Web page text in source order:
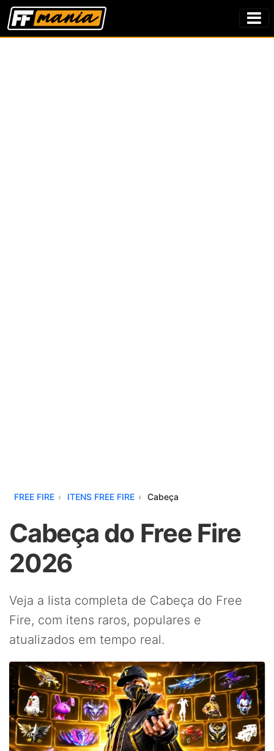
FREE FIRE ITENS FREE FIRE Cabeça
Cabeça do Free Fire
2026
Veja a lista completa de Cabeça do Free
Fire, com itens raros, populares e
atualizados em tempo real.